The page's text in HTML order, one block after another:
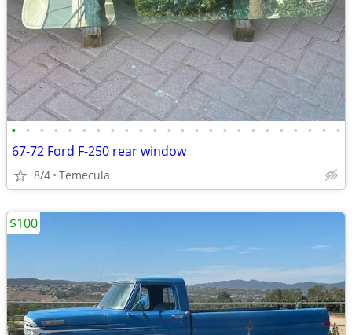
• • • • • • • • • • • • • • • • • • • • • • • •
67-72 Ford F-250 rear window
8/4 Temecula
$100